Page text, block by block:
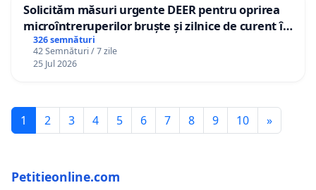
Solicităm măsuri urgente DEER pentru oprirea
microîntreruperilor bruște și zilnice de curent în
Sâncraiu de Mureș și Nazna
326 semnături
42 Semnături / 7 zile
25 Jul 2026
1 2 3 4 5 6 7 8 9 10 »
Petitieonline.com